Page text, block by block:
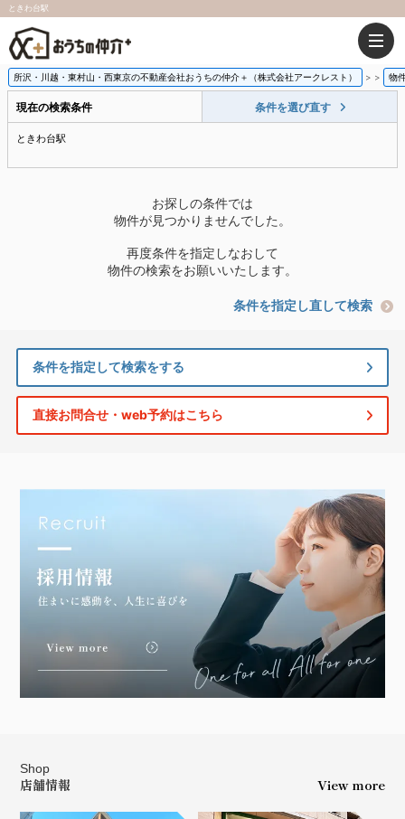
ときわ台駅
所沢・川越・東村山・西東京の不動産会社おうちの仲介＋（株式会社アークレスト） > 物
現在の検索条件 条件を選び直す
ときわ台駅
お探しの条件では
物件が見つかりませんでした。
再度条件を指定しなおして
物件の検索をお願いいたします。
条件を指定し直して検索
条件を指定して検索をする
直接お問合せ・web予約はこちら
Shop
店舗情報 View more